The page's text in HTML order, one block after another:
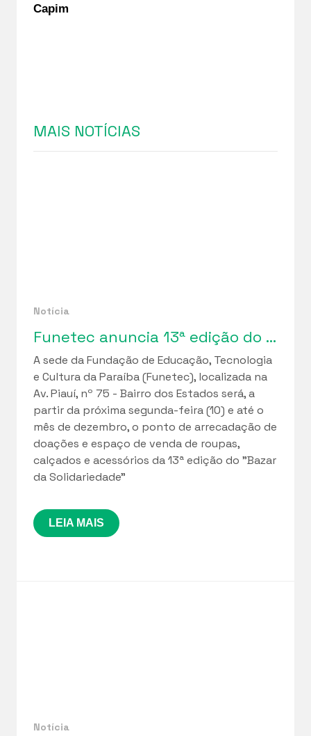
Capim
MAIS NOTÍCIAS
Notícia
Funetec anuncia 13ª edição do “Bazar da Solidariedade”
A sede da Fundação de Educação, Tecnologia
e Cultura da Paraíba (Funetec), localizada na
Av. Piauí, nº 75 - Bairro dos Estados será, a
partir da próxima segunda-feira (10) e até o
mês de dezembro, o ponto de arrecadação de
doações e espaço de venda de roupas,
calçados e acessórios da 13ª edição do "Bazar
da Solidariedade”
LEIA MAIS
Notícia